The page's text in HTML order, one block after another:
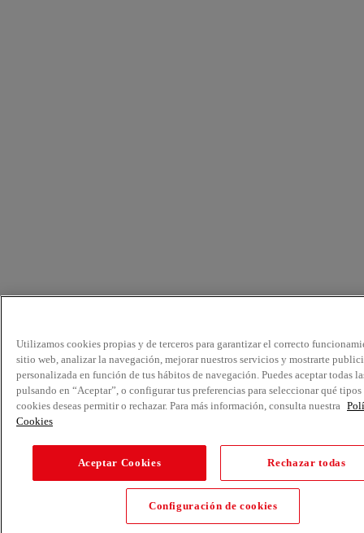
Utilizamos cookies propias y de terceros para garantizar el correcto
sitio web, analizar la navegación, mejorar nuestros servicios y mostrarte
personalizada en función de tus hábitos de navegación. Puedes aceptar todas
pulsando en “Aceptar”, o configurar tus preferencias para seleccionar qué tipos
cookies deseas permitir o rechazar. Para más información, consulta nuestra
Cookies
Aceptar Cookies Rechazar todas
Configuración de cookies